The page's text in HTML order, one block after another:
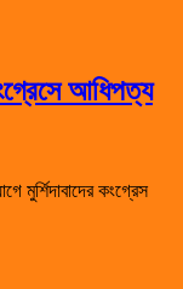
আধিপত্য
মুর্শিদাবাদের কংগ্রেস